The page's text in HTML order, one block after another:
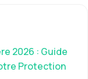
2026 : Guide
Protection